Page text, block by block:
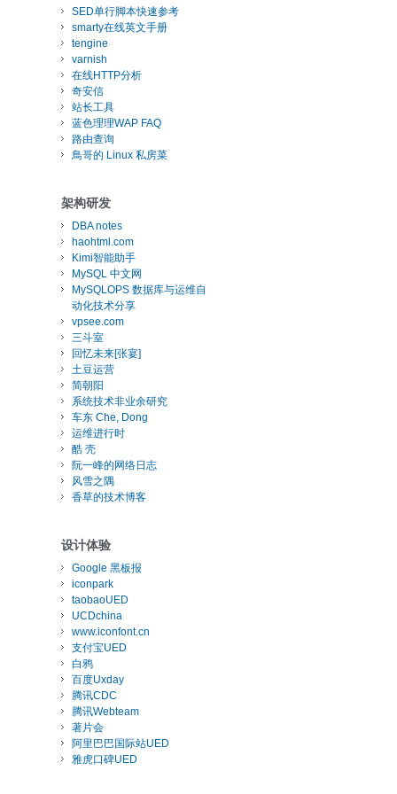
SED单行脚本快速参考
smarty在线英文手册
tengine
varnish
在线HTTP分析
奇安信
站长工具
蓝色理理WAP FAQ
路由查询
鳥哥的 Linux 私房菜
架构研发
DBA notes
haohtml.com
Kimi智能助手
MySQL 中文网
MySQLOPS 数据库与运维自
动化技术分享
vpsee.com
三斗室
回忆未来[张宴]
土豆运营
简朝阳
系统技术非业余研究
车东 Che, Dong
运维进行时
酷 壳
阮一峰的网络日志
风雪之隅
香草的技术博客
设计体验
Google 黑板报
iconpark
taobaoUED
UCDchina
www.iconfont.cn
支付宝UED
白鸦
百度Uxday
腾讯CDC
腾讯Webteam
著片会
阿里巴巴国际站UED
雅虎口碑UED